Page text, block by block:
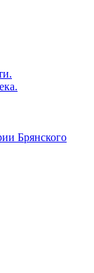
Брянского